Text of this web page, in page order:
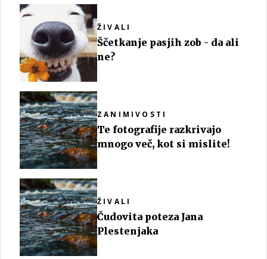
ŽIVALI
Ščetkanje pasjih zob - da ali
ne?
ZANIMIVOSTI
Te fotografije razkrivajo
mnogo več, kot si mislite!
ŽIVALI
Čudovita poteza Jana
Plestenjaka